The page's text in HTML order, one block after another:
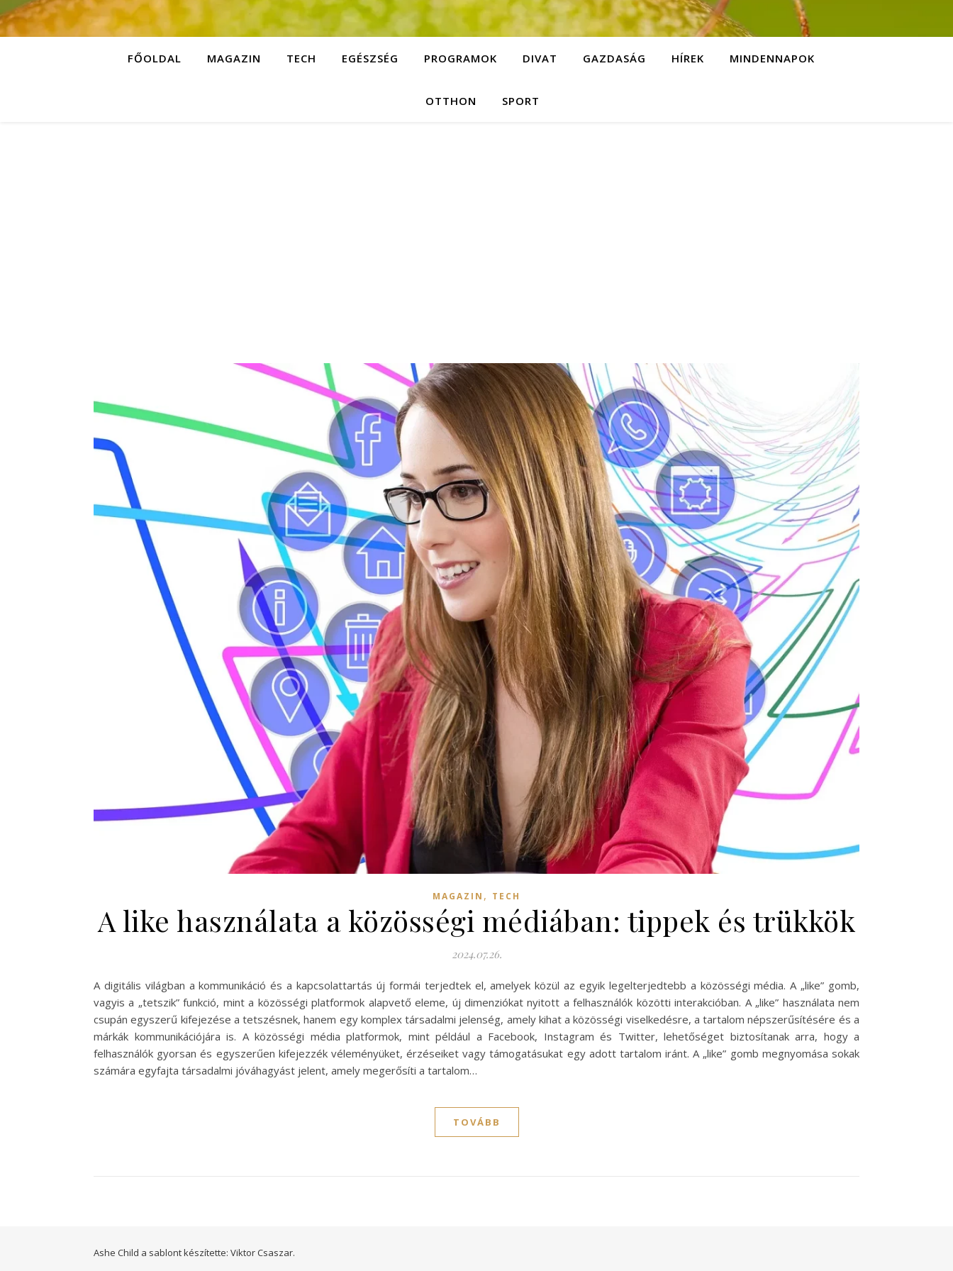
FŐOLDAL MAGAZIN TECH EGÉSZSÉG PROGRAMOK DIVAT GAZDASÁG HÍREK MINDENNAPOK
OTTHON SPORT
MAGAZIN , TECH
A like használata a közösségi médiában: tippek és trükkök
2024.07.26.
A digitális világban a kommunikáció és a kapcsolattartás új formái terjedtek el, amelyek közül az egyik legelterjedtebb a közösségi média. A „like” gomb,
vagyis a „tetszik” funkció, mint a közösségi platformok alapvető eleme, új dimenziókat nyitott a felhasználók közötti interakcióban. A „like” használata nem
csupán egyszerű kifejezése a tetszésnek, hanem egy komplex társadalmi jelenség, amely kihat a közösségi viselkedésre, a tartalom népszerűsítésére és a
márkák kommunikációjára is. A közösségi média platformok, mint például a Facebook, Instagram és Twitter, lehetőséget biztosítanak arra, hogy a
felhasználók gyorsan és egyszerűen kifejezzék véleményüket, érzéseiket vagy támogatásukat egy adott tartalom iránt. A „like” gomb megnyomása sokak
számára egyfajta társadalmi jóváhagyást jelent, amely megerősíti a tartalom…
TOVÁBB
Ashe Child a sablont készítette: Viktor Csaszar.